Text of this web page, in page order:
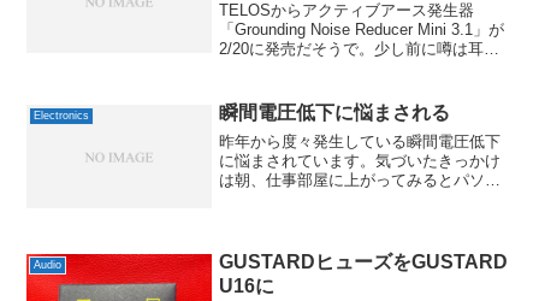
TELOSからアクティブアース発生器
「Grounding Noise Reducer Mini 3.1」が
2/20に発売だそうで。少し前に噂は耳に
REDUCERの...
Electronics 瞬間電圧低下に悩まされる
昨年から度々発生している瞬間電圧低下
に悩まされています。気づいたきっかけ
は朝、仕事部屋に上がってみるとパソコ
スなどの不具合かなぁ...
Audio
GUSTARDヒューズをGUSTARD
U16に